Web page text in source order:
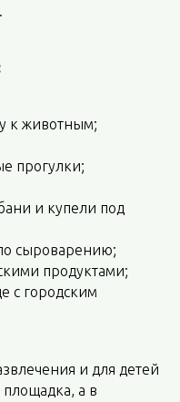
к животным;
прогулки;
и купели под
сыроварению;
продуктами;
с городским
и для детей
а в